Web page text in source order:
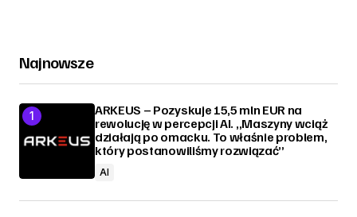
Najnowsze
ARKEUS – Pozyskuje 15,5 mln EUR na
rewolucję w percepcji AI. „Maszyny wciąż
działają po omacku. To właśnie problem,
który postanowiliśmy rozwiązać”
AI